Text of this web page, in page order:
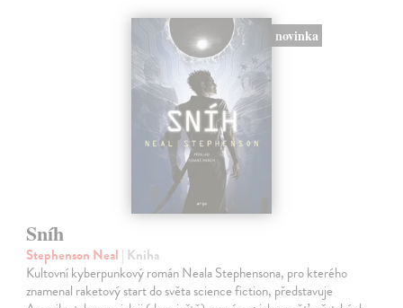
novinka
Sníh
Stephenson Neal | Kniha
Kultovní kyberpunkový román Neala Stephensona, pro kterého
znamenal raketový start do světa science fiction, představuje